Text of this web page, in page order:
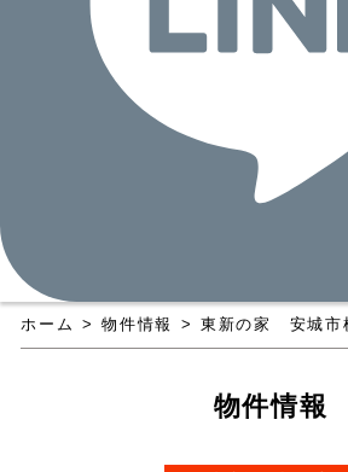
ホーム > 物件情報 > 東新の家 安城市
物件情報